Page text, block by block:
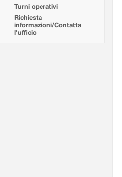
Turni operativi
Richiesta
informazioni/Contatta
l'ufficio